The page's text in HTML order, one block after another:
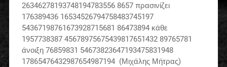
26346278193748194783556 8657 πρασινίζει
176389436 16534526794758483745197
54367198761673928715681 86473894 κάθε
1957738387 45678975675439817651432 89765781
άνοιξη 76859831 54673823647193475831948
17865476432987654987194 (Μιχάλης Μήτρας)